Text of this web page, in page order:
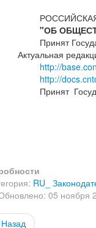
"ОБ
Принят
Актуальная
http://
http://
Принят
RU_
05 ноября
Назад